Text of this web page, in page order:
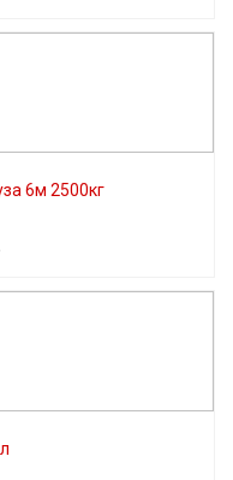
6м 2500кг